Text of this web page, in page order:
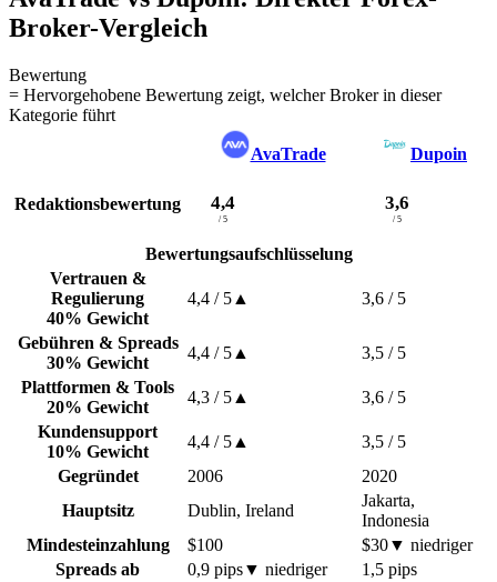
Broker-Vergleich
Bewertung
= Hervorgehobene Bewertung zeigt, welcher Broker in dieser
Kategorie führt
AvaTrade Dupoin
Redaktionsbewertung 4,4
/ 5
3,6
/ 5
Bewertungsaufschlüsselung
Vertrauen &
Regulierung
40% Gewicht
4,4 / 5 ▲ 3,6 / 5
Gebühren & Spreads
30% Gewicht
4,4 / 5 ▲ 3,5 / 5
Plattformen & Tools
20% Gewicht
4,3 / 5 ▲ 3,6 / 5
Kundensupport
10% Gewicht
4,4 / 5 ▲ 3,5 / 5
Gegründet
2006
2020
Hauptsitz
Dublin, Ireland
Jakarta,
Indonesia
Mindesteinzahlung
$100 $30▼ niedriger
Spreads ab
0,9 pips▼ niedriger
1,5 pips